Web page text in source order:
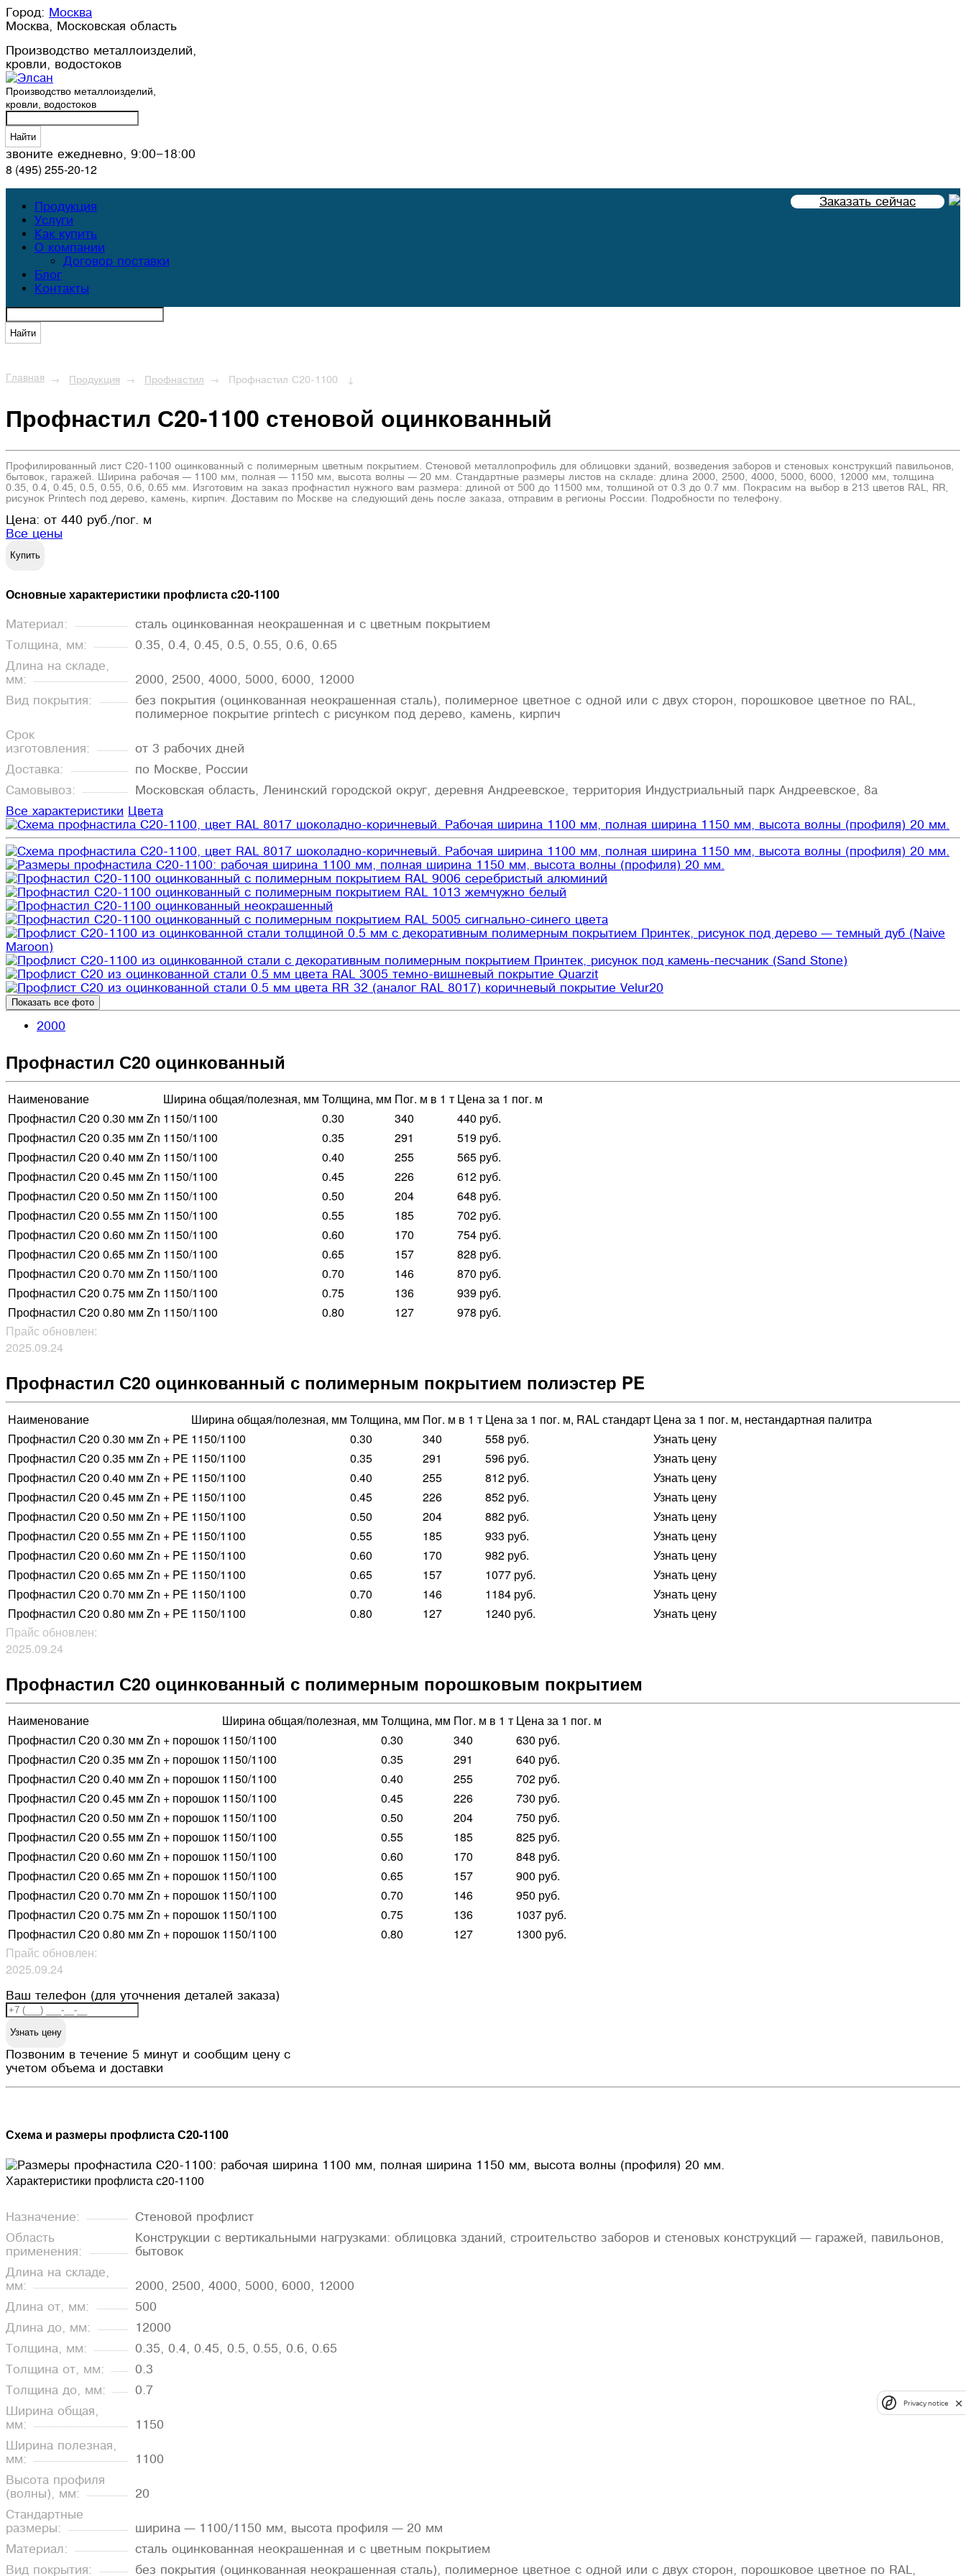
Город: Москва
Москва, Московская область
Производство металлоизделий,
кровли, водостоков
Производство металлоизделий,
кровли, водостоков
Найти
звоните ежедневно, 9:00–18:00
8 (495) 255-20-12
Продукция
Услуги
Как купить
О компании
Договор поставки
Блог
Контакты
Заказать сейчас
Найти
Главная Продукция Профнастил Профнастил С20-1100
Профнастил С20-1100 стеновой оцинкованный
Профилированный лист С20-1100 оцинкованный с полимерным цветным покрытием. Стеновой металлопрофиль для облицовки зданий, возведения заборов и стеновых конструкций павильонов,
бытовок, гаражей. Ширина рабочая — 1100 мм, полная — 1150 мм, высота волны — 20 мм. Стандартные размеры листов на складе: длина 2000, 2500, 4000, 5000, 6000, 12000 мм, толщина
0.35, 0.4, 0.45, 0.5, 0.55, 0.6, 0.65 мм. Изготовим на заказ профнастил нужного вам размера: длиной от 500 до 11500 мм, толщиной от 0.3 до 0.7 мм. Покрасим на выбор в 213 цветов RAL, RR,
рисунок Printech под дерево, камень, кирпич. Доставим по Москве на следующий день после заказа, отправим в регионы России. Подробности по телефону.
Цена: от 440 руб./пог. м
Все цены
Купить
Основные характеристики профлиста с20-1100
Материал:
сталь оцинкованная неокрашенная и с цветным покрытием
Толщина, мм:
0.35, 0.4, 0.45, 0.5, 0.55, 0.6, 0.65
Длина на складе,
мм:
2000, 2500, 4000, 5000, 6000, 12000
Вид покрытия:
без покрытия (оцинкованная неокрашенная сталь), полимерное цветное с одной или с двух сторон, порошковое цветное по RAL,
полимерное покрытие printech с рисунком под дерево, камень, кирпич
Срок
изготовления:
от 3 рабочих дней
Доставка:
по Москве, России
Самовывоз:
Московская область, Ленинский городской округ, деревня Андреевское, территория Индустриальный парк Андреевское, 8а
Все характеристики Цвета
Показать все фото
2000
Профнастил С20 оцинкованный
Наименование Ширина общая/полезная, мм Толщина, мм Пог. м в 1 т Цена за 1 пог. м
Профнастил С20 0.30 мм Zn 1150/1100 0.30 340
440 руб.
Профнастил С20 0.35 мм Zn 1150/1100 0.35 291
519 руб.
Профнастил С20 0.40 мм Zn 1150/1100 0.40 255
565 руб.
Профнастил С20 0.45 мм Zn 1150/1100 0.45 226
612 руб.
Профнастил С20 0.50 мм Zn 1150/1100 0.50 204
648 руб.
Профнастил С20 0.55 мм Zn 1150/1100 0.55 185
702 руб.
Профнастил С20 0.60 мм Zn 1150/1100 0.60 170
754 руб.
Профнастил С20 0.65 мм Zn 1150/1100 0.65 157
828 руб.
Профнастил С20 0.70 мм Zn 1150/1100 0.70 146
870 руб.
Профнастил С20 0.75 мм Zn 1150/1100 0.75 136
939 руб.
Профнастил С20 0.80 мм Zn 1150/1100 0.80 127
978 руб.
Прайс обновлен:
2025.09.24
Профнастил С20 оцинкованный с полимерным покрытием полиэстер PE
Наименование Ширина общая/полезная, мм Толщина, мм Пог. м в 1 т Цена за 1 пог. м, RAL стандарт Цена за 1 пог. м, нестандартная палитра
Профнастил С20 0.30 мм Zn + PE 1150/1100 0.30 340 558 руб.
Узнать цену
Профнастил С20 0.35 мм Zn + PE 1150/1100 0.35 291 596 руб.
Узнать цену
Профнастил С20 0.40 мм Zn + PE 1150/1100 0.40 255 812 руб.
Узнать цену
Профнастил С20 0.45 мм Zn + PE 1150/1100 0.45 226 852 руб.
Узнать цену
Профнастил С20 0.50 мм Zn + PE 1150/1100 0.50 204 882 руб.
Узнать цену
Профнастил С20 0.55 мм Zn + PE 1150/1100 0.55 185 933 руб.
Узнать цену
Профнастил С20 0.60 мм Zn + PE 1150/1100 0.60 170 982 руб.
Узнать цену
Профнастил С20 0.65 мм Zn + PE 1150/1100 0.65 157 1077 руб.
Узнать цену
Профнастил С20 0.70 мм Zn + PE 1150/1100 0.70 146 1184 руб.
Узнать цену
Профнастил С20 0.80 мм Zn + PE 1150/1100 0.80 127 1240 руб.
Узнать цену
Прайс обновлен:
2025.09.24
Профнастил С20 оцинкованный с полимерным порошковым покрытием
Наименование Ширина общая/полезная, мм Толщина, мм Пог. м в 1 т Цена за 1 пог. м
Профнастил С20 0.30 мм Zn + порошок 1150/1100 0.30 340
630 руб.
Профнастил С20 0.35 мм Zn + порошок 1150/1100 0.35 291
640 руб.
Профнастил С20 0.40 мм Zn + порошок 1150/1100 0.40 255
702 руб.
Профнастил С20 0.45 мм Zn + порошок 1150/1100 0.45 226
730 руб.
Профнастил С20 0.50 мм Zn + порошок 1150/1100 0.50 204
750 руб.
Профнастил С20 0.55 мм Zn + порошок 1150/1100 0.55 185
825 руб.
Профнастил С20 0.60 мм Zn + порошок 1150/1100 0.60 170
848 руб.
Профнастил С20 0.65 мм Zn + порошок 1150/1100 0.65 157
900 руб.
Профнастил С20 0.70 мм Zn + порошок 1150/1100 0.70 146
950 руб.
Профнастил С20 0.75 мм Zn + порошок 1150/1100 0.75 136
1037 руб.
Профнастил С20 0.80 мм Zn + порошок 1150/1100 0.80 127
1300 руб.
Прайс обновлен:
2025.09.24
Ваш телефон (для уточнения деталей заказа)
Узнать цену
Позвоним в течение 5 минут и сообщим цену с
учетом объема и доставки
Схема и размеры профлиста С20-1100
Характеристики профлиста с20-1100
Назначение:
Стеновой профлист
Область
применения:
Конструкции с вертикальными нагрузками: облицовка зданий, строительство заборов и стеновых конструкций — гаражей, павильонов,
бытовок
Длина на складе,
мм:
2000, 2500, 4000, 5000, 6000, 12000
Длина от, мм:
500
Длина до, мм:
12000
Толщина, мм:
0.35, 0.4, 0.45, 0.5, 0.55, 0.6, 0.65
Толщина от, мм:
0.3
Толщина до, мм:
0.7
Ширина общая,
мм:
1150
Ширина полезная,
мм:
1100
Высота профиля
(волны), мм:
20
Стандартные
размеры:
ширина — 1100/1150 мм, высота профиля — 20 мм
Материал:
сталь оцинкованная неокрашенная и с цветным покрытием
Вид покрытия:
без покрытия (оцинкованная неокрашенная сталь), полимерное цветное с одной или с двух сторон, порошковое цветное по RAL,
Privacy notice